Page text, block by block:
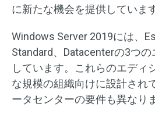
に新たな機会を提供しています
Windows Server 2019には、
Standard、Datacenterの3つ
しています。これらのエディ
な規模の組織向けに設計され
ータセンターの要件も異なり